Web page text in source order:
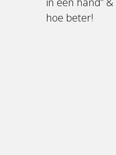
hoe beter!